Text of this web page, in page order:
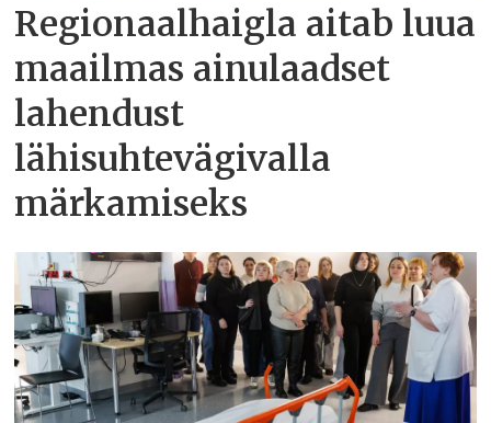
Regionaalhaigla aitab luua
maailmas ainulaadset
lahendust
lähisuhtevägivalla
märkamiseks